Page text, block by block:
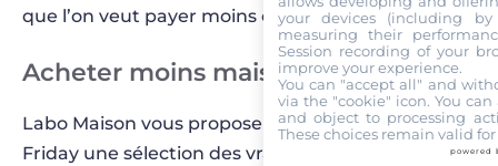
que l’on veut payer moins cher.
Acheter moins mais mieux
Labo Maison vous propose à l’occasion du Black
Friday une sélection des vraies promos afin de
your devices (including
measuring their
Session recording of your
improve your experience.
You can "accept all" and
via the "cookie" icon. You
and object to processing
These choices remain valid
powered